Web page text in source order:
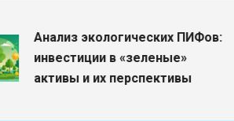
Анализ экологических ПИФов:
инвестиции в «зеленые»
активы и их перспективы